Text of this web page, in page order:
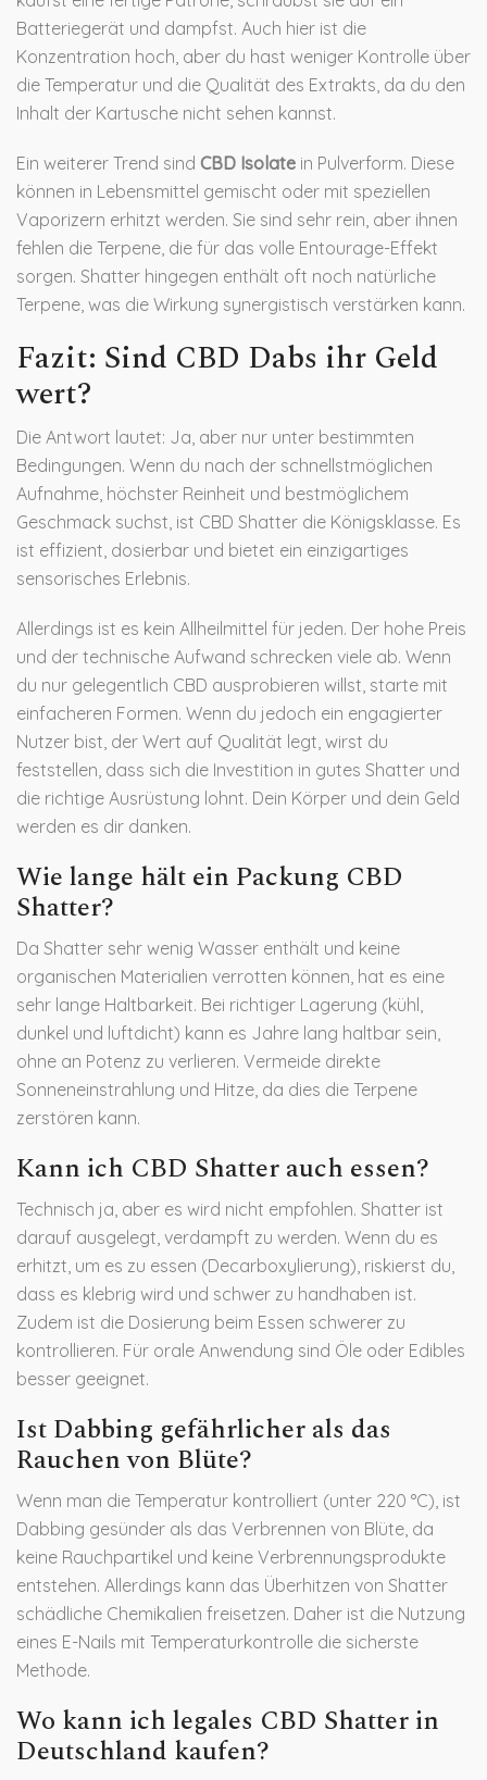
Batteriegerät und dampfst. Auch hier ist die
Konzentration hoch, aber du hast weniger Kontrolle über
die Temperatur und die Qualität des Extrakts, da du den
Inhalt der Kartusche nicht sehen kannst.
Ein weiterer Trend sind CBD Isolate in Pulverform. Diese
können in Lebensmittel gemischt oder mit speziellen
Vaporizern erhitzt werden. Sie sind sehr rein, aber ihnen
fehlen die Terpene, die für das volle Entourage-Effekt
sorgen. Shatter hingegen enthält oft noch natürliche
Terpene, was die Wirkung synergistisch verstärken kann.
Fazit: Sind CBD Dabs ihr Geld
wert?
Die Antwort lautet: Ja, aber nur unter bestimmten
Bedingungen. Wenn du nach der schnellstmöglichen
Aufnahme, höchster Reinheit und bestmöglichem
Geschmack suchst, ist CBD Shatter die Königsklasse. Es
ist effizient, dosierbar und bietet ein einzigartiges
sensorisches Erlebnis.
Allerdings ist es kein Allheilmittel für jeden. Der hohe Preis
und der technische Aufwand schrecken viele ab. Wenn
du nur gelegentlich CBD ausprobieren willst, starte mit
einfacheren Formen. Wenn du jedoch ein engagierter
Nutzer bist, der Wert auf Qualität legt, wirst du
feststellen, dass sich die Investition in gutes Shatter und
die richtige Ausrüstung lohnt. Dein Körper und dein Geld
werden es dir danken.
Wie lange hält ein Packung CBD
Shatter?
Da Shatter sehr wenig Wasser enthält und keine
organischen Materialien verrotten können, hat es eine
sehr lange Haltbarkeit. Bei richtiger Lagerung (kühl,
dunkel und luftdicht) kann es Jahre lang haltbar sein,
ohne an Potenz zu verlieren. Vermeide direkte
Sonneneinstrahlung und Hitze, da dies die Terpene
zerstören kann.
Kann ich CBD Shatter auch essen?
Technisch ja, aber es wird nicht empfohlen. Shatter ist
darauf ausgelegt, verdampft zu werden. Wenn du es
erhitzt, um es zu essen (Decarboxylierung), riskierst du,
dass es klebrig wird und schwer zu handhaben ist.
Zudem ist die Dosierung beim Essen schwerer zu
kontrollieren. Für orale Anwendung sind Öle oder Edibles
besser geeignet.
Ist Dabbing gefährlicher als das
Rauchen von Blüte?
Wenn man die Temperatur kontrolliert (unter 220 °C), ist
Dabbing gesünder als das Verbrennen von Blüte, da
keine Rauchpartikel und keine Verbrennungsprodukte
entstehen. Allerdings kann das Überhitzen von Shatter
schädliche Chemikalien freisetzen. Daher ist die Nutzung
eines E-Nails mit Temperaturkontrolle die sicherste
Methode.
Wo kann ich legales CBD Shatter in
Deutschland kaufen?